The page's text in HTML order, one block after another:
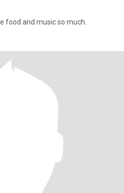
food and music so much.